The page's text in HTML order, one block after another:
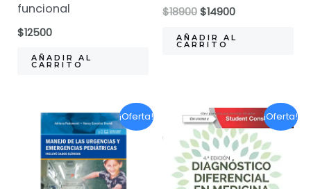
funcional
$12500
AÑADIR AL
CARRITO
$18900El
original
era:
$14900El
actual
AÑADIR AL
CARRITO
¡Oferta! ¡Oferta!